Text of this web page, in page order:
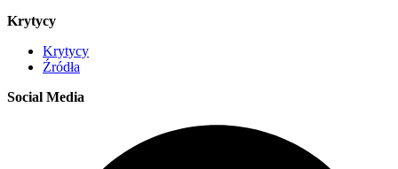
Krytycy
Krytycy
Źródła
Social Media